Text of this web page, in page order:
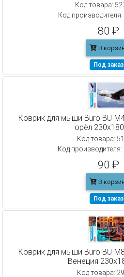
Код товара:
Код производителя:
80 ₽
В
Под заказ
Коврик для мыши Buro BU-
орёл
Код товара:
Код производителя:
90 ₽
В
Под заказ
Коврик для мыши Buro BU-
Венеция
Код товара: